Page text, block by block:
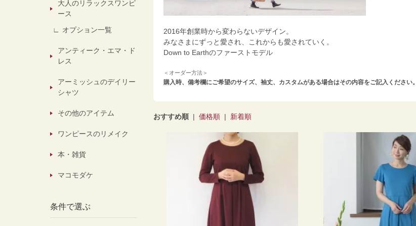
2016年創業時から変わらないデザイン。
みなさまにずっと愛され、これからも愛されていく。
Down to Earthのファーストモデル
＜オーダー方法＞
購入時、備考欄にご希望のサイズ、袖丈、カスタムがある場合はその内容をご記入ください。
おすすめ順 |価格順 | 新着順
大人のリラックスワンピ
ース
オプション一覧
アンティーク・エマ・ド
レス
アーミッシュのデイリー
シャツ
その他のアイテム
ワンピースのリメイク
本・雑貨
マコモダケ
条件で選ぶ